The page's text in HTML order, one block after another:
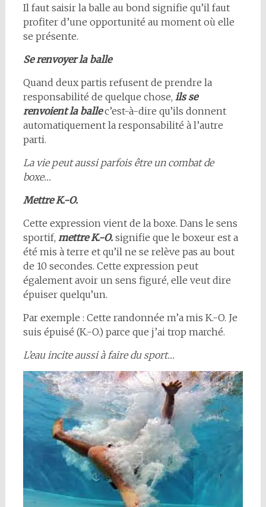
Il faut saisir la balle au bond signifie qu’il faut
profiter d’une opportunité au moment où elle
se présente.
Se renvoyer la balle
Quand deux partis refusent de prendre la
responsabilité de quelque chose, ils se
renvoient la ballec’est-à-dire qu’ils donnent
automatiquement la responsabilité à l’autre
parti.
La vie peut aussi parfois être un combat de
boxe…
Mettre K.-O.
Cette expression vient de la boxe. Dans le sens
sportif, mettre K.-O.signifie que le boxeur est a
été mis à terre et qu’il ne se relève pas au bout
de 10 secondes. Cette expression peut
également avoir un sens figuré, elle veut dire
épuiser quelqu’un.
Par exemple : Cette randonnée m’a mis K.-O. Je
suis épuisé (K.-O.) parce que j’ai trop marché.
L’eau incite aussi à faire du sport…